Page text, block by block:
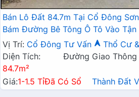
Bán Lô Đất 84.7m Tại Cổ Đông
Bám Đường Bê Tông Ô Tô Vào
Dân Cư Đông CÁch TL430 Chỉ
Đầu Tư
Vị Trí: Cổ Đông Tư Vấn
Thổ Cư
Diện Tích:
84.7m²
Đường Giao Thông
Giá:1-1.5 TỉĐã Có Sổ Thành Đất